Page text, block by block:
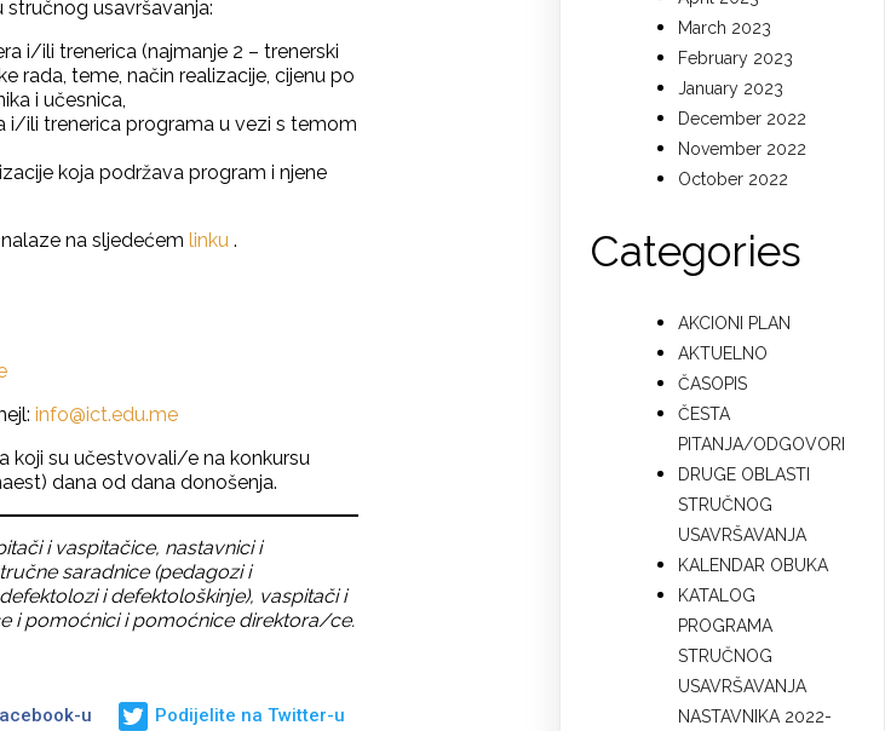
usavršavanja:
i/ili trenerica (najmanje 2 – trenerski
rada, teme, način realizacije, cijenu po
i učesnica,
i/ili trenerica programa u vezi s temom
koja podržava program i njene
na sljedećem linku .
info@ict.edu.me
su učestvovali/e na konkursu
dana od dana donošenja.
i vaspitačice, nastavnici i
saradnice (pedagozi i
i defektološkinje), vaspitači i
i pomoćnici i pomoćnice direktora/ce.
u Podijelite na Twitter-u
March 2023
February 2023
January 2023
December 2022
November 2022
October 2022
Categories
AKCIONI PLAN
AKTUELNO
ČASOPIS
ČESTA
PITANJA/ODGOVORI
DRUGE OBLASTI
STRUČNOG
USAVRŠAVANJA
KALENDAR OBUKA
KATALOG
PROGRAMA
STRUČNOG
USAVRŠAVANJA
NASTAVNIKA 2022-